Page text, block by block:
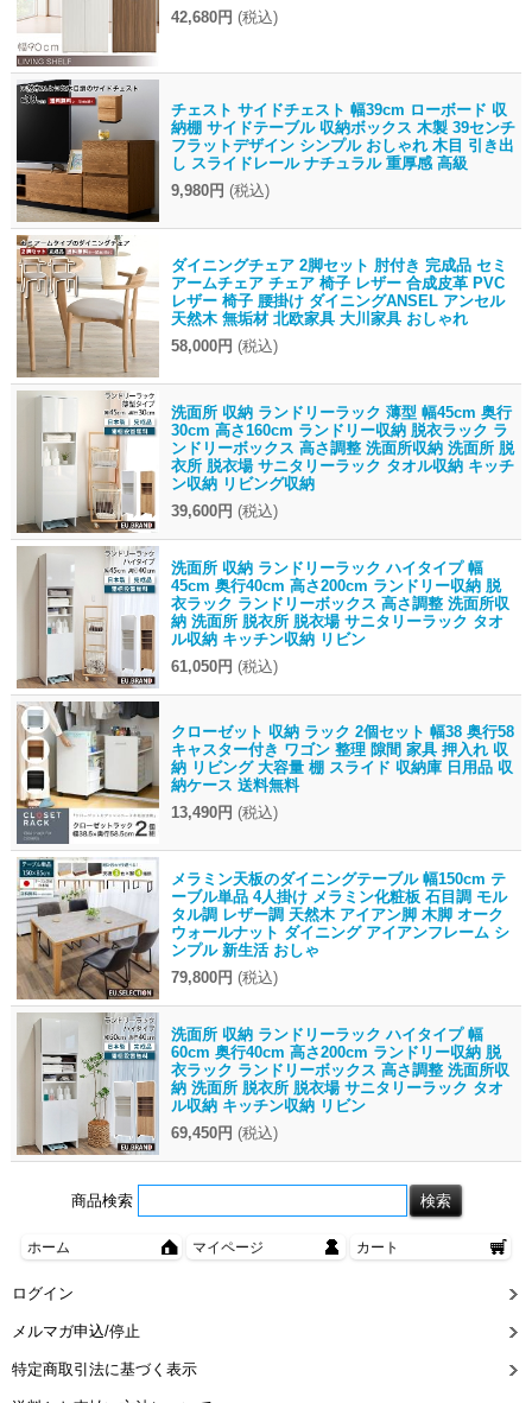
42,680円 (税込)
チェスト サイドチェスト 幅39cm ローボード 収
納棚 サイドテーブル 収納ボックス 木製 39センチ
フラットデザイン シンプル おしゃれ 木目 引き出
し スライドレール ナチュラル 重厚感 高級
9,980円 (税込)
ダイニングチェア 2脚セット 肘付き 完成品 セミ
アームチェア チェア 椅子 レザー 合成皮革 PVC
レザー 椅子 腰掛け ダイニングANSEL アンセル
天然木 無垢材 北欧家具 大川家具 おしゃれ
58,000円 (税込)
洗面所 収納 ランドリーラック 薄型 幅45cm 奥行
30cm 高さ160cm ランドリー収納 脱衣ラック ラ
ンドリーボックス 高さ調整 洗面所収納 洗面所 脱
衣所 脱衣場 サニタリーラック タオル収納 キッチ
ン収納 リビング収納
39,600円 (税込)
洗面所 収納 ランドリーラック ハイタイプ 幅
45cm 奥行40cm 高さ200cm ランドリー収納 脱
衣ラック ランドリーボックス 高さ調整 洗面所収
納 洗面所 脱衣所 脱衣場 サニタリーラック タオ
ル収納 キッチン収納 リビン
61,050円 (税込)
クローゼット 収納 ラック 2個セット 幅38 奥行58
キャスター付き ワゴン 整理 隙間 家具 押入れ 収
納 リビング 大容量 棚 スライド 収納庫 日用品 収
納ケース 送料無料
13,490円 (税込)
メラミン天板のダイニングテーブル 幅150cm テ
ーブル単品 4人掛け メラミン化粧板 石目調 モル
タル調 レザー調 天然木 アイアン脚 木脚 オーク
ウォールナット ダイニング アイアンフレーム シ
ンプル 新生活 おしゃ
79,800円 (税込)
洗面所 収納 ランドリーラック ハイタイプ 幅
60cm 奥行40cm 高さ200cm ランドリー収納 脱
衣ラック ランドリーボックス 高さ調整 洗面所収
納 洗面所 脱衣所 脱衣場 サニタリーラック タオ
ル収納 キッチン収納 リビン
69,450円 (税込)
商品検索
ホーム マイページ カート
ログイン
メルマガ申込/停止
特定商取引法に基づく表示